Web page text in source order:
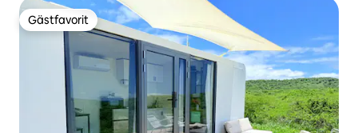
Gästfavorit
Gästfavorit